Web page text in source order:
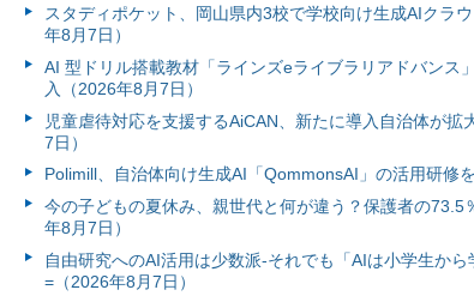
スタディポケット、岡山県内3校で学校向け生成AIクラ
年8月7日）
AI 型ドリル搭載教材「ラインズeライブラリアドバンス
入（2026年8月7日）
児童虐待対応を支援するAiCAN、新たに導入自治体が
7日）
Polimill、自治体向け生成AI「QommonsAI」の活用研修
今の子どもの夏休み、親世代と何が違う？保護者の
年8月7日）
自由研究へのAI活用は少数派-それでも「AIは小学生か
=（2026年8月7日）